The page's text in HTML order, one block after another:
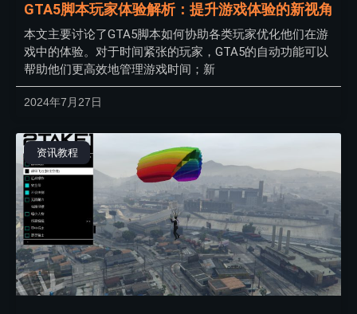
GTA5脚本玩家体验解析：提升游戏体验的新视角
本文主要讨论了GTA5脚本如何协助各类玩家优化他们在游
戏中的体验。对于时间紧张的玩家，GTA5的自动功能可以
帮助他们更高效地管理游戏时间；新
2024年7月27日
资讯教程